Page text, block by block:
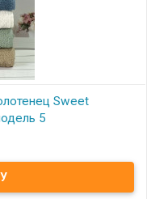
Sweet
5
Sweet Dreams из 6 - ти
махра, 70% бамбук,
Sweet Dreams